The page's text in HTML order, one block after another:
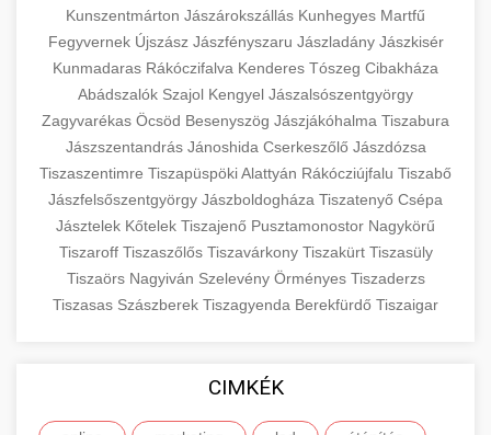
Kunszentmárton Jászárokszállás Kunhegyes Martfű
Fegyvernek Újszász Jászfényszaru Jászladány Jászkisér
Kunmadaras Rákóczifalva Kenderes Tószeg Cibakháza
Abádszalók Szajol Kengyel Jászalsószentgyörgy
Zagyvarékas Öcsöd Besenyszög Jászjákóhalma Tiszabura
Jászszentandrás Jánoshida Cserkeszőlő Jászdózsa
Tiszaszentimre TiszapüspökiAlattyán Rákócziújfalu Tiszabő
Jászfelsőszentgyörgy Jászboldogháza Tiszatenyő Csépa
Jásztelek Kőtelek Tiszajenő Pusztamonostor Nagykörű
Tiszaroff Tiszaszőlős Tiszavárkony Tiszakürt Tiszasüly
Tiszaörs Nagyiván Szelevény Örményes Tiszaderzs
Tiszasas Szászberek Tiszagyenda Berekfürdő Tiszaigar
CIMKÉK